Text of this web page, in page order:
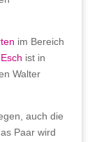
im Bereich
ist in
Walter
auch die
Paar wird